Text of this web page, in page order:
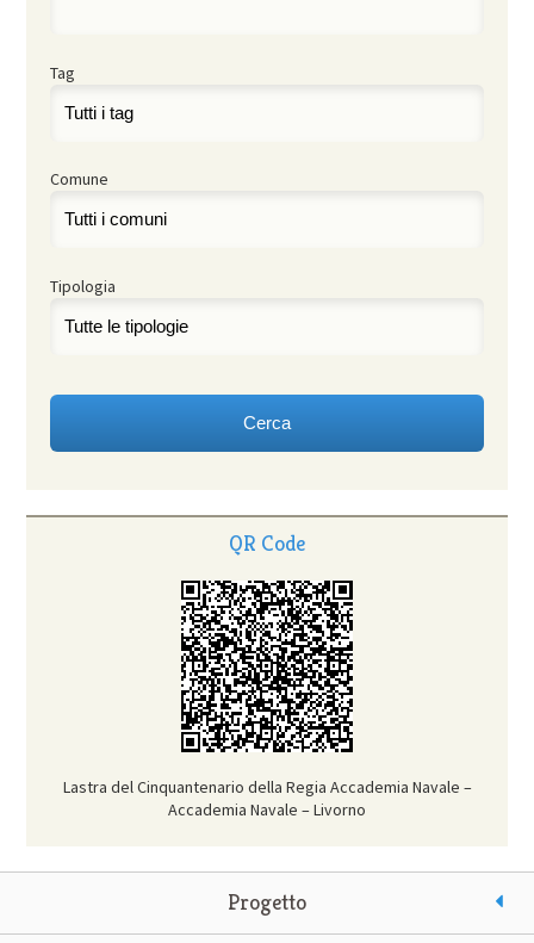
Tag
Comune
Tipologia
QR Code
Lastra del Cinquantenario della Regia Accademia Navale –
Accademia Navale – Livorno
Progetto